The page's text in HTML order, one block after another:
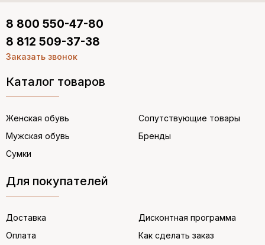
Каталог товаров
Женская обувь
Мужская обувь
Сумки
Сопутствующие товары
Бренды
Для покупателей
Доставка
Оплата
Дисконтная программа
Как сделать заказ
8 800 550-47-80
8 812 509-37-38
Заказать звонок